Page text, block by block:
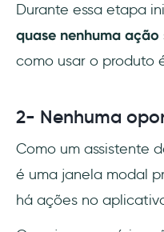
Durante essa etapa
quase nenhuma
como usar o produto
2- Nenhuma
Como um assistente
é uma janela modal
há ações no